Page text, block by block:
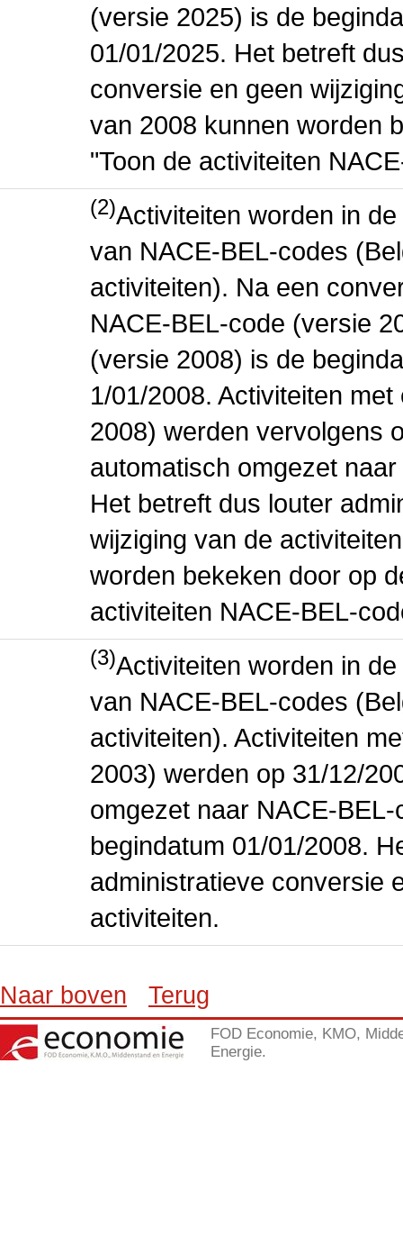
(versie 2025) is de
01/01/2025. Het betreft
conversie en geen
van 2008 kunnen worden
"Toon de activiteiten
(2)Activiteiten worden in
van NACE-BEL-codes
activiteiten). Na een
NACE-BEL-code (versie
(versie 2008) is de
1/01/2008. Activiteiten
2008) werden vervolgens
automatisch omgezet
Het betreft dus louter
wijziging van de
worden bekeken door op
activiteiten NACE-BEL-
(3)Activiteiten worden in
van NACE-BEL-codes
activiteiten). Activiteiten
2003) werden op 31/12/
omgezet naar NACE-
begindatum 01/01/2008.
administratieve conversie
activiteiten.
Naar boven Terug
FOD Economie, KMO,
Energie.